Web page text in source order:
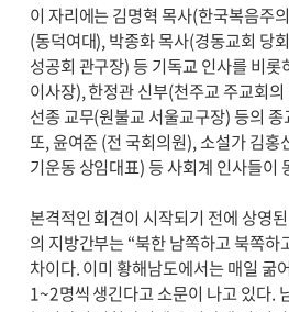
이 자리에는 김명혁 목사(한국복음주
(동덕여대), 박종화 목사(경동교회 당
성공회 관구장) 등 기독교 인사를 비
이사장), 한정관 신부(천주교 주교회
선종 교무(원불교 서울교구장) 등의
또, 윤여준 (전 국회의원), 소설가 김
기운동 상임대표) 등 사회계 인사들이
본격적인 회견이 시작되기 전에 상영
의 지방간부는 “북한 남쪽하고 북쪽하
차이다. 이미 황해남도에서는 매일 굶
1~2명씩 생긴다고 소문이 나고 있다.